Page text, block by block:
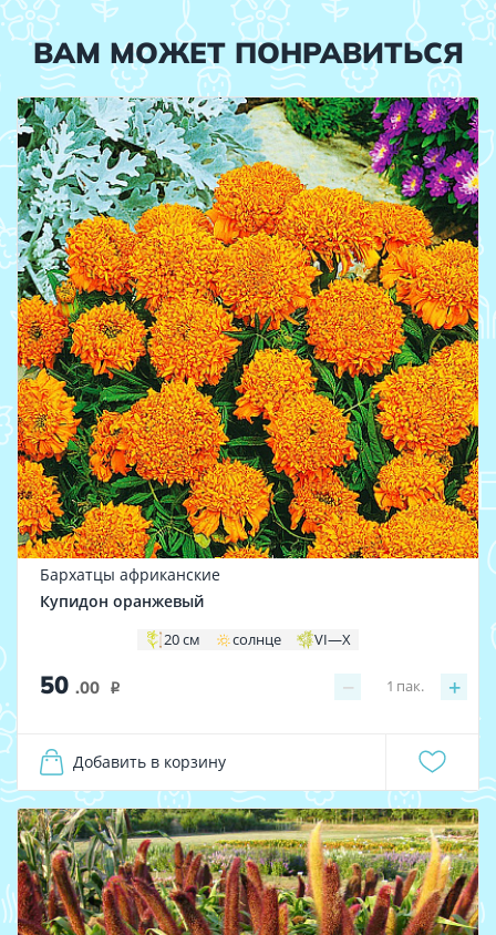
ВАМ МОЖЕТ ПОНРАВИТЬСЯ
Бархатцы африканские
Купидон оранжевый
20 см солнце VI—X
50 .00 i − +
1 пак.
Добавить в корзину